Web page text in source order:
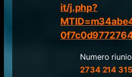
it/j.php?
Numero
2734 214